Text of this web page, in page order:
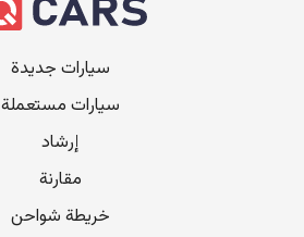
سيارات جديدة
سيارات مستعملة
إرشاد
مقارنة
خريطة شواحن